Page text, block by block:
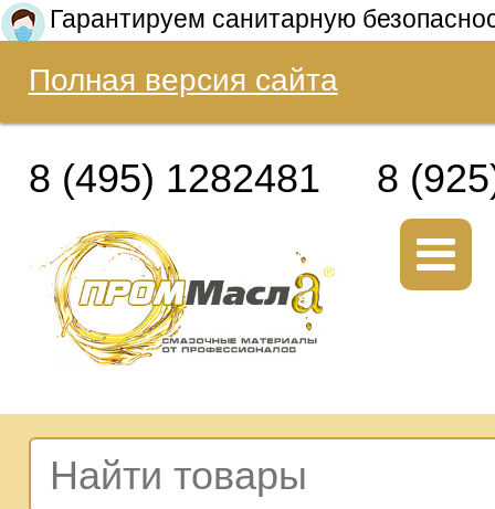
Гарантируем санитарную
Полная версия сайта
8 (495) 1282481 8